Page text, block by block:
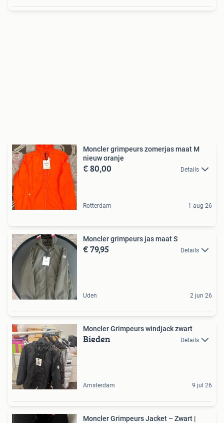
Moncler grimpeurs zomerjas maat M
nieuw oranje
€ 80,00 Details
Rotterdam 1 aug 26
Moncler grimpeurs jas maat S
€ 79,95 Details
Uden 2 jun 26
Moncler Grimpeurs windjack zwart
Bieden Details
Amsterdam 9 jul 26
Moncler Grimpeurs Jacket – Zwart |